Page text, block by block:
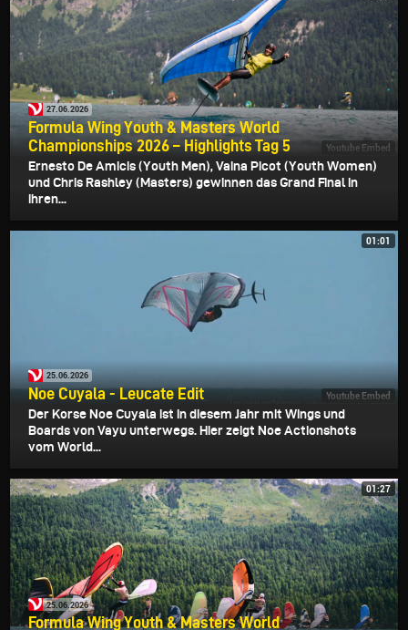
Youtube Embed
27.06.2026
Formula Wing Youth & Masters World
Championships 2026 – Highlights Tag 5
Ernesto De Amicis (Youth Men), Vaina Picot (Youth Women)
und Chris Rashley (Masters) gewinnen das Grand Final in
ihren...
01:01
Youtube Embed
25.06.2026
Noe Cuyala - Leucate Edit
Der Korse Noe Cuyala ist in diesem Jahr mit Wings und
Boards von Vayu unterwegs. Hier zeigt Noe Actionshots
vom World...
01:27
25.06.2026
Formula Wing Youth & Masters World